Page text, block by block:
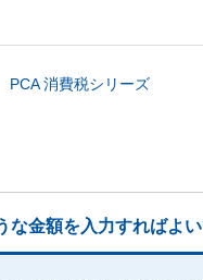
PCA 消費税シリーズ
な金額を入力すればよ